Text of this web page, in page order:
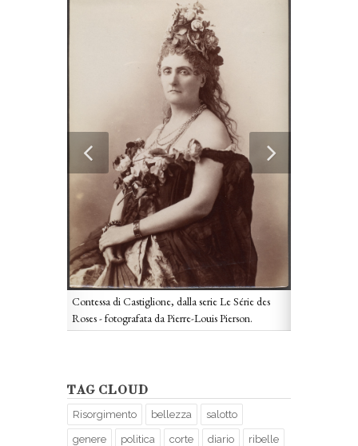
Contessa di Castiglione, dalla serie Le Série des
Roses - fotografata da Pierre-Louis Pierson.
TAG CLOUD
Risorgimento bellezza salotto
genere politica corte diario ribelle